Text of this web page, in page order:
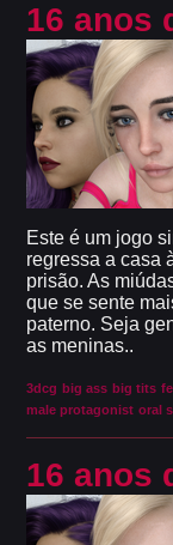
16 anos
Este é um jogo
regressa a casa
prisão. As
que se sente
paterno. Seja
as meninas..
3dcg big ass big tits
male protagonist oral
16 anos